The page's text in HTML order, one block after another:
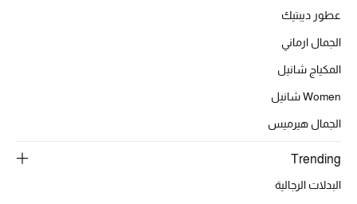
الحب للمحلي
الملابس الرياضية النسائية
تشكيلة الأعراس
حقائب وأحذية متطابقة
هدايا للنساء
عطور ديبتيك
الجمال ارماني
المكياج شانيل
Women شانيل
الجمال هيرميس
Trending
البدلات الرجالية